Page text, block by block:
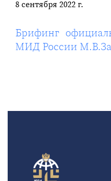
8 сентября 2022 г.
Брифинг
МИД России